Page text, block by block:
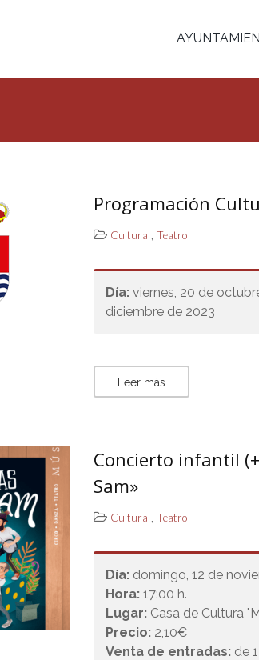
Programación
Cultura ,Teatro
Día:viernes, 20 de
diciembre de 2023
Leer más
Concierto infantil
Sam»
Cultura ,Teatro
Día: domingo, 12 de
Hora:17:00 h.
Lugar: Casa de Cultura
Precio: 2,10€
Venta de entradas: de